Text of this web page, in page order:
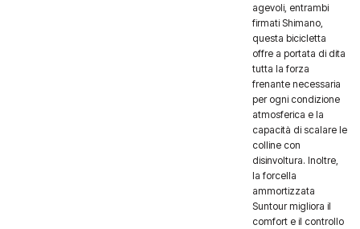
agevoli, entrambi
firmati Shimano,
questa bicicletta
offre a portata di dita
tutta la forza
frenante necessaria
per ogni condizione
atmosferica e la
capacità di scalare le
colline con
disinvoltura. Inoltre,
la forcella
ammortizzata
Suntour migliora il
comfort e il controllo